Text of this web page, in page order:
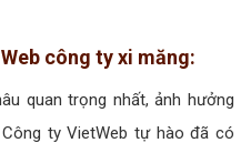
công ty xi măng:
quan trọng nhất, ảnh hưởng
ty VietWeb tự hào đã có